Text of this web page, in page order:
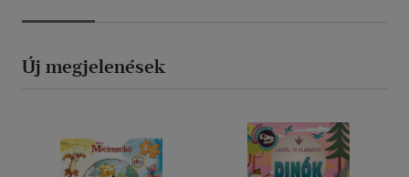
Új megjelenések